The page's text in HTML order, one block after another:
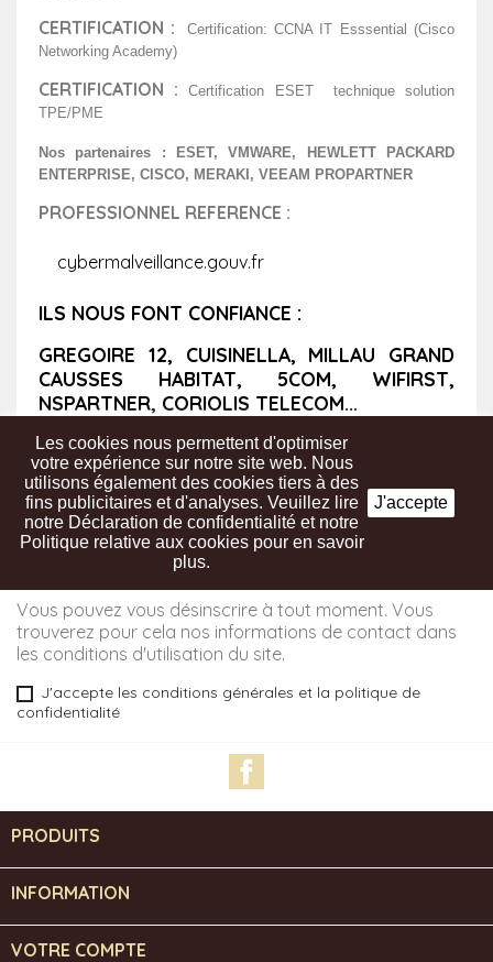
CERTIFICATION :
Certification: CCNA IT Esssential (Cisco
Networking Academy)
CERTIFICATION :
Certification ESET technique solution
TPE/PME
Nos partenaires : ESET, VMWARE, HEWLETT PACKARD
ENTERPRISE, CISCO, MERAKI, VEEAM PROPARTNER
PROFESSIONNEL REFERENCE :
cybermalveillance.gouv.fr
ILS NOUS FONT CONFIANCE :
GREGOIRE 12, CUISINELLA, MILLAU GRAND
CAUSSES HABITAT, 5COM, WIFIRST,
NSPARTNER, CORIOLIS TELECOM...
Recevez nos offres spéciales
Vous pouvez vous désinscrire à tout moment. Vous
trouverez pour cela nos informations de contact dans
les conditions d'utilisation du site.
J'accepte les conditions générales et la politique de
confidentialité
PRODUITS
INFORMATION
VOTRE COMPTE
Les cookies nous permettent d'optimiser
votre expérience sur notre site web. Nous
utilisons également des cookies tiers à des
fins publicitaires et d'analyses. Veuillez lire
notre Déclaration de confidentialité et notre
Politique relative aux cookies pour en savoir
plus.
J'accepte